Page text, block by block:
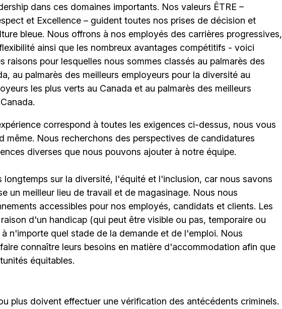
dans ces domaines importants. Nos valeurs ÊTRE –
et Excellence – guident toutes nos prises de décision et
bleue. Nous offrons à nos employés des carrières progressives,
ainsi que les nombreux avantages compétitifs - voici
raisons pour lesquelles nous sommes classés au palmarès des
au palmarès des meilleurs employeurs pour la diversité au
les plus verts au Canada et au palmarès des meilleurs
correspond à toutes les exigences ci-dessus, nous vous
même. Nous recherchons des perspectives de candidatures
diverses que nous pouvons ajouter à notre équipe.
longtemps sur la diversité, l'équité et l'inclusion, car nous savons
un meilleur lieu de travail et de magasinage. Nous nous
accessibles pour nos employés, candidats et clients. Les
d'un handicap (qui peut être visible ou pas, temporaire ou
n'importe quel stade de la demande et de l'emploi. Nous
connaître leurs besoins en matière d'accommodation afin que
équitables.
plus doivent effectuer une vérification des antécédents criminels.